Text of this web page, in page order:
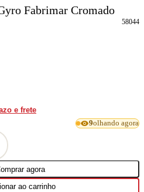
Fabrimar Cromado
58044
e frete
visibility9olhando agora
agora
ao carrinho